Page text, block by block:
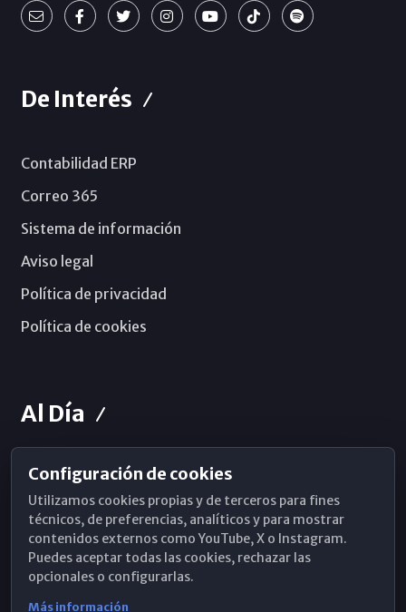
De Interés
Contabilidad ERP
Correo 365
Sistema de información
Aviso legal
Política de privacidad
Política de cookies
Al Día
Horarios de Misa
Hemeroteca
WhatsApp
Configuración de cookies
Utilizamos cookies propias y de terceros para fines
técnicos, de preferencias, analíticos y para mostrar
contenidos externos como YouTube, X o Instagram.
Puedes aceptar todas las cookies, rechazar las
opcionales o configurarlas.
Más información